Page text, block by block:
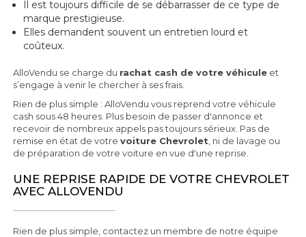
Il est toujours difficile de se débarrasser de ce type de
marque prestigieuse.
Elles demandent souvent un entretien lourd et
coûteux.
AlloVendu se charge du rachat cash de votre véhicule et
s’engage à venir le chercher à ses frais.
Rien de plus simple : AlloVendu vous reprend votre véhicule
cash sous 48 heures. Plus besoin de passer d'annonce et
recevoir de nombreux appels pas toujours sérieux. Pas de
remise en état de votrevoiture Chevrolet , ni de lavage ou
de préparation de votre voiture en vue d'une reprise.
UNE REPRISE RAPIDE DE VOTRE CHEVROLET
AVEC ALLOVENDU
Rien de plus simple, contactez un membre de notre équipe